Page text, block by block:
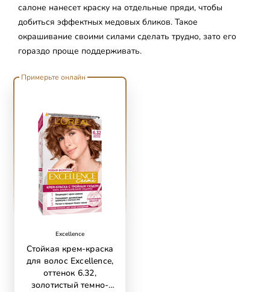
салоне нанесет краску на отдельные пряди, чтобы
добиться эффектных медовых бликов. Такое
окрашивание своими силами сделать трудно, зато его
гораздо проще поддерживать.
skip slider
Примерьте онлайн
Excellence
Стойкая крем-краска
для волос Excellence,
оттенок 6.32,
золотистый темно-